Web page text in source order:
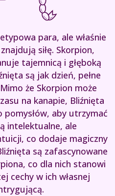
para, ale właśnie
siłę. Skorpion,
tajemnicą i głęboką
są jak dzień, pełne
że Skorpion może
na kanapie, Bliźnięta
aby utrzymać
intelektualne, ale
co dodaje magiczny
są zafascynowane
co dla nich stanowi
cechy w ich własnej